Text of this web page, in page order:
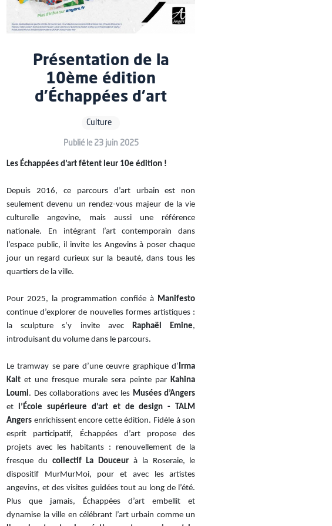
Présentation de la
10ème édition
d'Échappées d'art
Culture
Publié le 23 juin 2025
Les Échappées d’art fêtent leur 10e édition !
Depuis 2016, ce parcours d’art urbain est non
seulement devenu un rendez-vous majeur de la vie
culturelle angevine, mais aussi une référence
nationale. En intégrant l’art contemporain dans
l’espace public, il invite les Angevins à poser chaque
jour un regard curieux sur la beauté, dans tous les
quartiers de la ville.
Pour 2025, la programmation confiée à Manifesto
continue d’explorer de nouvelles formes artistiques :
la sculpture s’y invite avec
Raphaël Emine,
introduisant du volume dans le parcours.
Le tramway se pare d’une œuvre graphique d’ Irma
Kalt et une fresque murale sera peinte par Kahina
Loumi. Des collaborations avec les Musées d’Angers
et
l’École supérieure d’art et de design - TALM
Angers enrichissent encore cette édition. Fidèle à son
esprit participatif, Échappées d’art propose des
projets avec les habitants : renouvellement de la
fresque du collectif La Douceur à la Roseraie, le
dispositif MurMurMoi, pour et avec les artistes
angevins, et des visites guidées tout au long de l’été.
Plus que jamais, Échappées d’art embellit et
dynamise la ville en célébrant l’art urbain comme un